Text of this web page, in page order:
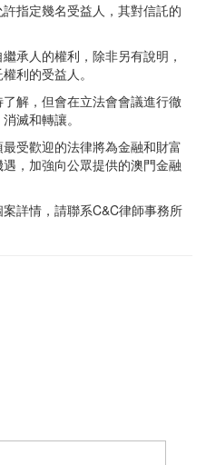
指定幾名受益人，其對信託的
承人的權利，除非另有說明，
利的受益人。
解，但會在立法會會議進行徹
滅和轉讓。
受歡迎的法律將為金融和財富
，加強向公眾提供的澳門金融
詳情，請聯系C&C律師事務所